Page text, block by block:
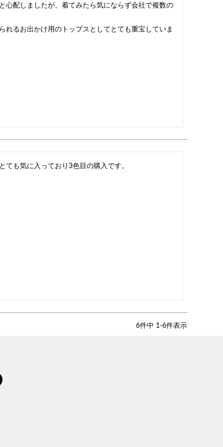
心配しましたが、着てみたら気にならず会社で複数の
れるお出かけ用のトップスとしてとても重宝していま
ても気に入っており3色目の購入です。
6件中 1 -6件表示